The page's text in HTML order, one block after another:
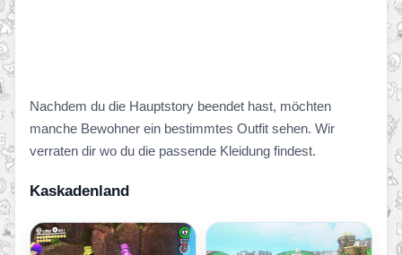
Nachdem du die Hauptstory beendet hast, möchten
manche Bewohner ein bestimmtes Outfit sehen. Wir
verraten dir wo du die passende Kleidung findest.
Kaskadenland